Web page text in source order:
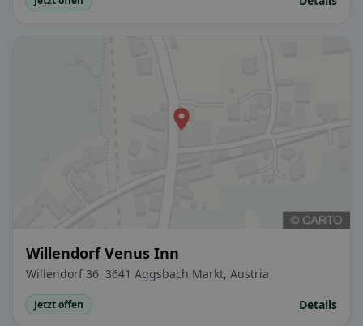
Willendorf Venus Inn
Willendorf 36, 3641 Aggsbach Markt, Austria
Jetzt offen Details